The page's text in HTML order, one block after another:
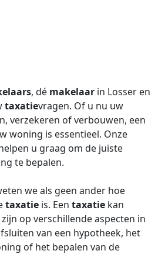
, dé makelaar in Losser en
taxatievragen. Of u nu uw
verzekeren of verbouwen, een
woning is essentieel. Onze
u graag om de juiste
te bepalen.
we als geen ander hoe
taxatie is. Een taxatie kan
op verschillende aspecten in
van een hypotheek, het
of het bepalen van de